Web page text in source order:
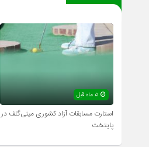
استارت مسابقات آزاد کشوری مینی‌گلف در
پایتخت